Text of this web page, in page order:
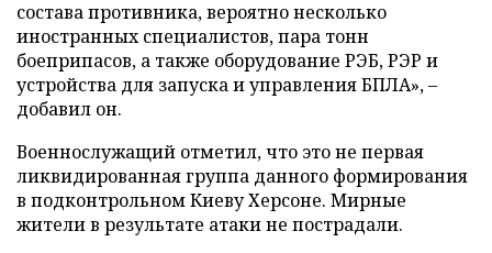
состава противника, вероятно несколько
иностранных специалистов, пара тонн
боеприпасов, а также оборудование РЭБ, РЭР и
устройства для запуска и управления БПЛА», –
добавил он.
Военнослужащий отметил, что это не первая
ликвидированная группа данного формирования
в подконтрольном Киеву Херсоне. Мирные
жители в результате атаки не пострадали.